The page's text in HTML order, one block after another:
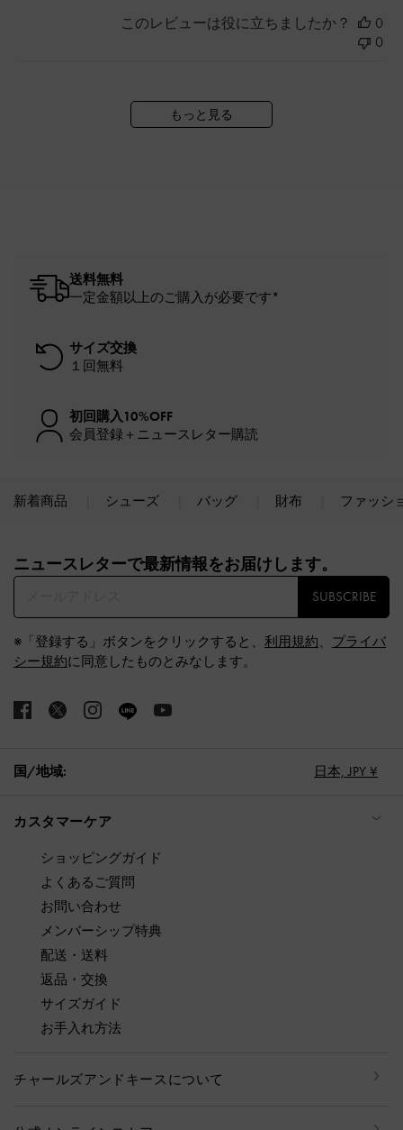
このレビューは役に立ちましたか？
0
0
もっと見る
送料無料
一定金額以上のご購入が必要です*
サイズ交換
１回無料
初回購入10%OFF
会員登録＋ニュースレター購読
新着商品 シューズ バッグ 財布 ファッシ
ニュースレターで最新情報をお届けします。​
SUBSCRIBE
※「登録する」ボタンをクリックすると、 利用規約、 プライバ
シー規約に同意したものとみなします。
国/地域: 日本, JPY ¥
カスタマーケア
ショッピングガイド
よくあるご質問
お問い合わせ
メンバーシップ特典
配送・送料
返品・交換
サイズガイド
お手入れ方法
チャールズアンドキースについて